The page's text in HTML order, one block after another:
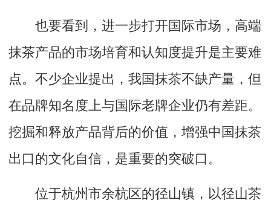
也要看到，进一步打开国际市场，高端
抹茶产品的市场培育和认知度提升是主要难
点。不少企业提出，我国抹茶不缺产量，但
在品牌知名度上与国际老牌企业仍有差距。
挖掘和释放产品背后的价值，增强中国抹茶
出口的文化自信，是重要的突破口。
位于杭州市余杭区的径山镇，以径山茶